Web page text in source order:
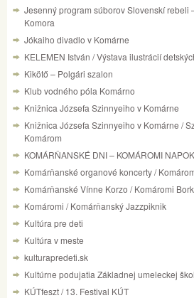
Jesenný program súborov Slovenskí rebeli
Komora
Jókaiho divadlo v Komárne
KELEMEN István / Výstava ilustrácií
Kikötő – Polgári szalon
Klub vodného póla Komárno
Knižnica Józsefa Szinnyeiho v Komárne
Knižnica Józsefa Szinnyeiho v Komárne /
Komárom
KOMÁRŇANSKÉ DNI – KOMÁROMI
Komárňanské organové koncerty /
Komárňanské Vínne Korzo / Komáromi
Komáromi / Komárňanský Jazzpiknik
Kultúra pre deti
Kultúra v meste
kulturapredeti.sk
Kultúrne podujatia Základnej umeleckej
KÚTfeszt / 13. Festival KÚT